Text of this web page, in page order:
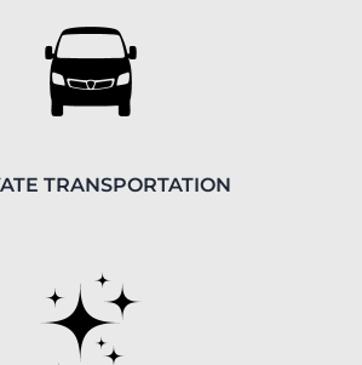
TRANSPORTATION